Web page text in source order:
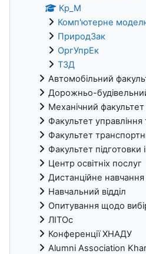
Кр_М
Комп'ютерне
ПриродЗак
ОргУпрЕк
ТЗД
Автомобільний
Дорожньо-
Механічний факультет
Факультет управління
Факультет
Факультет
Центр освітніх послуг
Дистанційне
Навчальний відділ
Опитування щодо
ЛІТОс
Конференції ХНАДУ
Alumni Association